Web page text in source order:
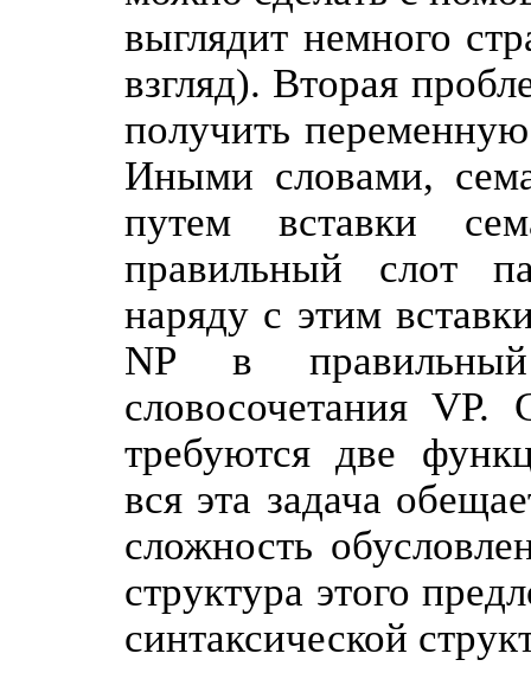
выглядит немного
взгляд). Вторая
получить
Иными словами,
путем вставки
правильный слот
наряду с этим
NP в
словосочетания VP.
требуются две
вся эта задача
сложность
структура этого
синтаксической